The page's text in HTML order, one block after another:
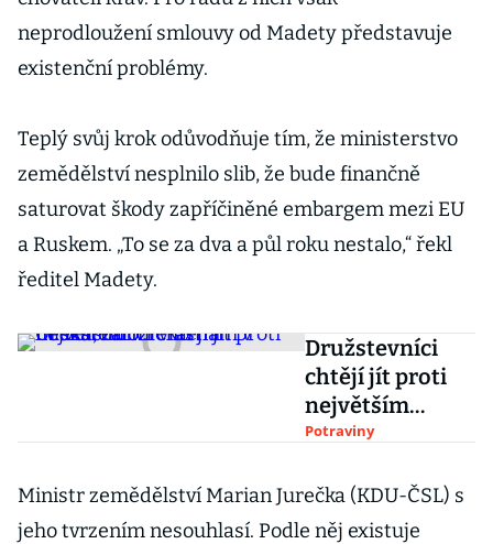
neprodloužení smlouvy od Madety představuje
existenční problémy.
Teplý svůj krok odůvodňuje tím, že ministerstvo
zemědělství nesplnilo slib, že bude finančně
saturovat škody zapříčiněné embargem mezi EU
a Ruskem. „To se za dva a půl roku nestalo,“ řekl
ředitel Madety.
Družstevníci
chtějí jít proti
největším
mlékárnám v
vlastní
mlékárnu
Potraviny
Ministr zemědělství Marian Jurečka (KDU-ČSL) s
jeho tvrzením nesouhlasí. Podle něj existuje